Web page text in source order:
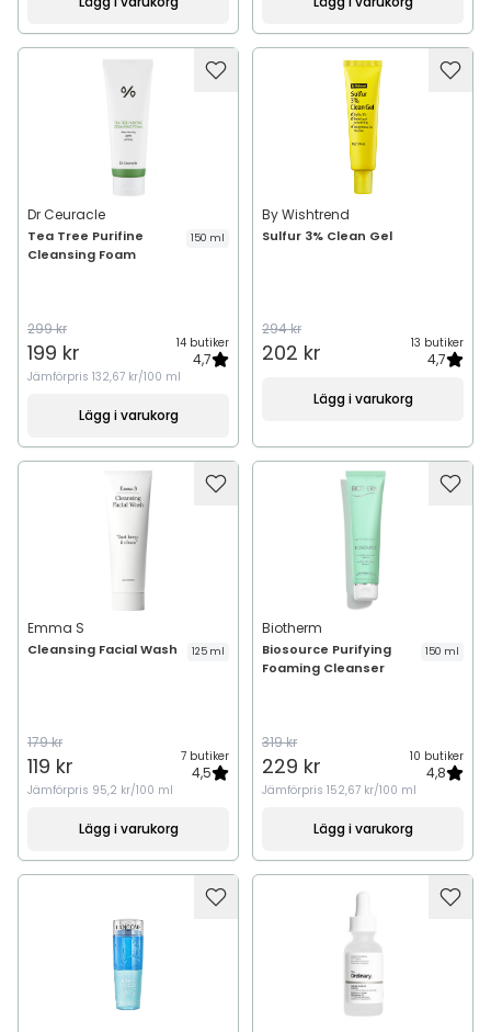
Dr Ceuracle
Tea Tree Purifine
Cleansing Foam
150 ml
299 kr
199 kr 14 butiker
4,7
Jämförpris 132,67 kr/100 ml
Lägg i varukorg
By Wishtrend
Sulfur 3% Clean Gel
294 kr
202 kr 13 butiker
4,7
Lägg i varukorg
Emma S
Cleansing Facial Wash 125 ml
179 kr
119 kr 7 butiker
4,5
Jämförpris 95,2 kr/100 ml
Lägg i varukorg
Biotherm
Biosource Purifying
Foaming Cleanser
150 ml
319 kr
229 kr 10 butiker
4,8
Jämförpris 152,67 kr/100 ml
Lägg i varukorg